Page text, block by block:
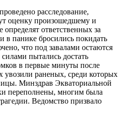
расследование,
оценку произошедшему и
ответственных за
панике бросились покидать
что под завалами остаются
пытались достать
в первые минуты после
раненых, среди которых
Минздрав Экваториальной
переполнены, многим была
Ведомство призвало